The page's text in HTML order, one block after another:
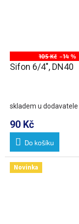
105 Kč –14 %
Sifon 6/4", DN40
skladem u dodavatele
90 Kč
Do košíku
Novinka